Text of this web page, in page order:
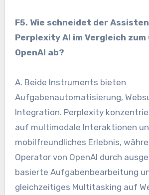
F5. Wie schneidet der
Perplexity AI im Vergleich
OpenAI ab?
A. Beide Instruments bieten
Aufgabenautomatisierung,
Integration. Perplexity
auf multimodale Interaktionen
mobilfreundliches Erlebnis,
Operator von OpenAI durch
basierte Aufgabenbearbeitung
gleichzeitiges Multitasking auf